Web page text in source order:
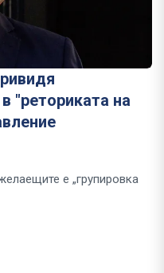
"реториката на
е „групировка